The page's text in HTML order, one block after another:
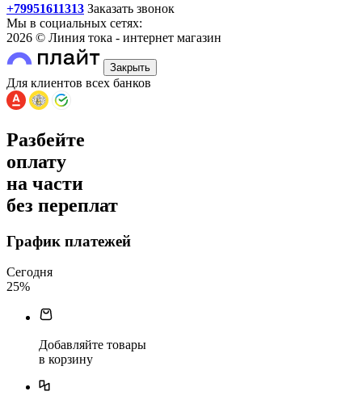
+79951611313 Заказать звонок
Мы в социальных сетях:
2026 © Линия тока - интернет магазин
Закрыть
Для клиентов всех банков
Разбейте
оплату
на части
без переплат
График платежей
Сегодня
25%
Добавляйте товары
в корзину